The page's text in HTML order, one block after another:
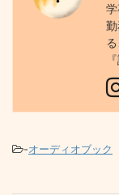
-オーディオブック